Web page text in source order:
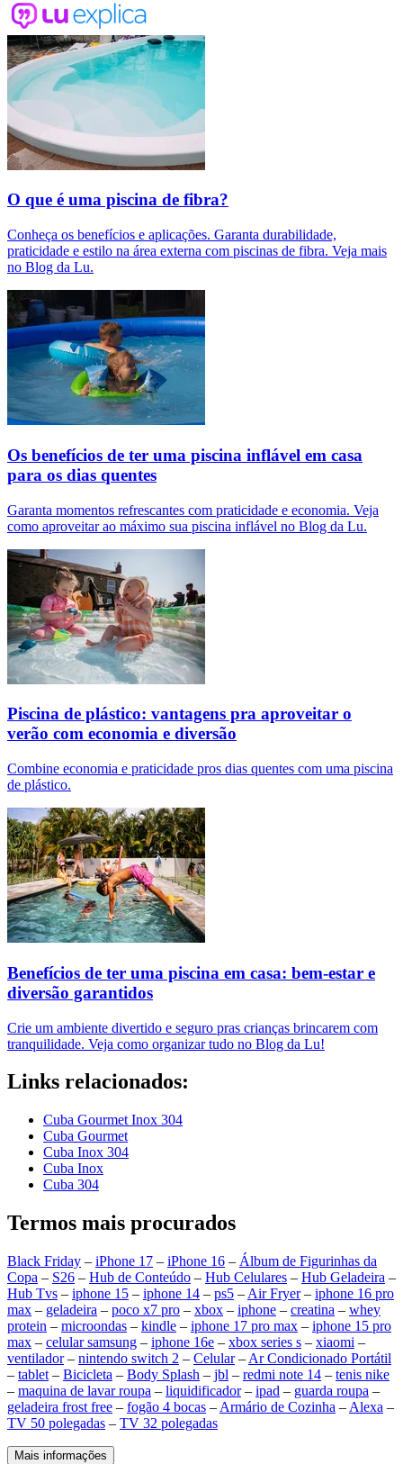
O que é uma piscina de fibra?
Conheça os benefícios e aplicações. Garanta durabilidade,
praticidade e estilo na área externa com piscinas de fibra. Veja mais
no Blog da Lu.
Os benefícios de ter uma piscina inflável em casa
para os dias quentes
Garanta momentos refrescantes com praticidade e economia. Veja
como aproveitar ao máximo sua piscina inflável no Blog da Lu.
Piscina de plástico: vantagens pra aproveitar o
verão com economia e diversão
Combine economia e praticidade pros dias quentes com uma piscina
de plástico.
Benefícios de ter uma piscina em casa: bem-estar e
diversão garantidos
Crie um ambiente divertido e seguro pras crianças brincarem com
tranquilidade. Veja como organizar tudo no Blog da Lu!
Links relacionados:
Cuba Gourmet Inox 304
Cuba Gourmet
Cuba Inox 304
Cuba Inox
Cuba 304
Termos mais procurados
Black Friday – iPhone 17 – iPhone 16 – Álbum de Figurinhas da
Copa – S26 – Hub de Conteúdo – Hub Celulares – Hub Geladeira –
Hub Tvs – iphone 15 – iphone 14 – ps5 – Air Fryer– iphone 16 pro
max – geladeira – poco x7 pro – xbox – iphone – creatina – whey
protein – microondas – kindle – iphone 17 pro max – iphone 15 pro
max – celular samsung – iphone 16e – xbox series s – xiaomi –
ventilador– nintendo switch 2 – Celular– Ar Condicionado Portátil
– tablet – Bicicleta – Body Splash – jbl – redmi note 14 – tenis nike
– maquina de lavar roupa – liquidificador– ipad – guarda roupa –
geladeira frost free – fogão 4 bocas – Armário de Cozinha – Alexa –
TV 50 polegadas – TV 32 polegadas
Mais informações